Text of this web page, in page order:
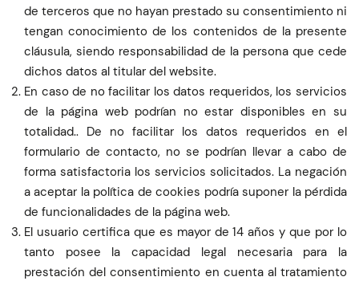
de terceros que no hayan prestado su consentimiento ni
tengan conocimiento de los contenidos de la presente
cláusula, siendo responsabilidad de la persona que cede
dichos datos al titular del website.
En caso de no facilitar los datos requeridos, los servicios
de la página web podrían no estar disponibles en su
totalidad.. De no facilitar los datos requeridos en el
formulario de contacto, no se podrían llevar a cabo de
forma satisfactoria los servicios solicitados. La negación
a aceptar la política de cookies podría suponer la pérdida
de funcionalidades de la página web.
El usuario certifica que es mayor de 14 años y que por lo
tanto posee la capacidad legal necesaria para la
prestación del consentimiento en cuenta al tratamiento